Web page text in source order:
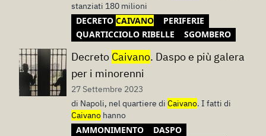
stanziati 180 milioni
DECRETO CAIVANO
PERIFERIE
QUARTICCIOLO RIBELLE
SGOMBERO
Decreto Caivano. Daspo e più galera
per i minorenni
27 Settembre 2023
di Napoli, nel quartiere di Caivano. I fatti di
Caivano hanno
AMMONIMENTO
DASPO